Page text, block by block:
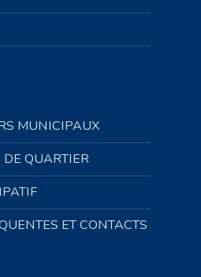
MUNICIPAUX
DE QUARTIER
ET CONTACTS